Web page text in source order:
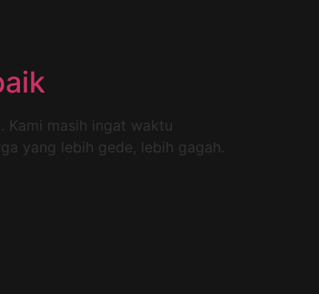
Kami masih ingat waktu
yang lebih gede, lebih gagah.